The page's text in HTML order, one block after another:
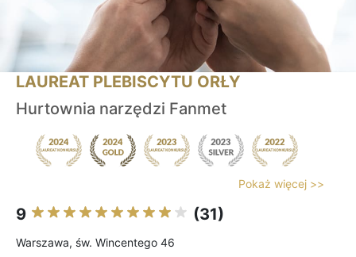
LAUREAT PLEBISCYTU ORŁY
Hurtownia narzędzi Fanmet
Pokaż więcej >>
9 (31)
Warszawa, św. Wincentego 46